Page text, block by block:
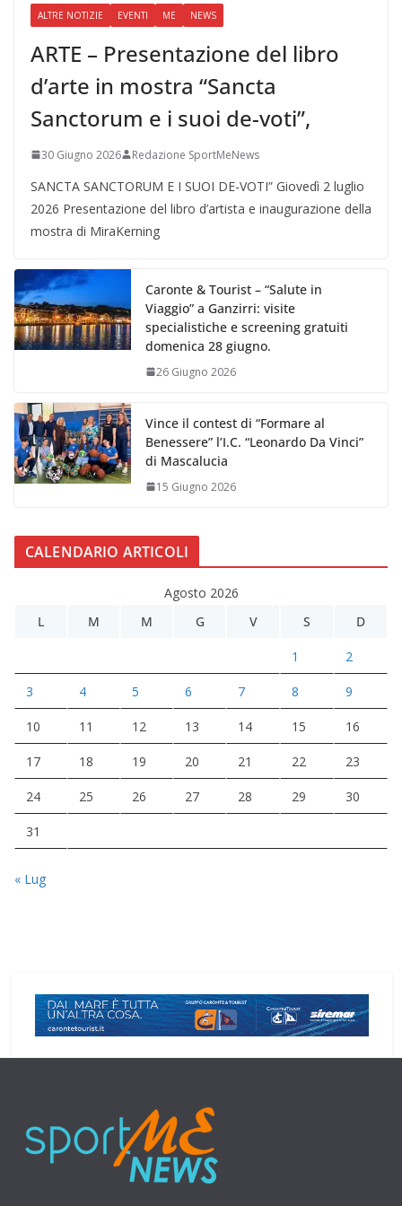
ALTRE NOTIZIE EVENTI ME NEWS
ARTE – Presentazione del libro
d’arte in mostra “Sancta
Sanctorum e i suoi de-voti”,
30 Giugno 2026 Redazione SportMeNews
SANCTA SANCTORUM E I SUOI DE-VOTI” Giovedì 2 luglio
2026 Presentazione del libro d’artista e inaugurazione della
mostra di MiraKerning
Caronte & Tourist – “Salute in
Viaggio” a Ganzirri: visite
specialistiche e screening gratuiti
domenica 28 giugno.
26 Giugno 2026
Vince il contest di “Formare al
Benessere” l’I.C. “Leonardo Da Vinci”
di Mascalucia
15 Giugno 2026
CALENDARIO ARTICOLI
Agosto 2026
L
M M G V S D
1 2
3 4 5 6 7 8 9
10 11 12 13 14 15 16
17 18 19 20 21 22 23
24 25 26 27 28 29 30
31
« Lug